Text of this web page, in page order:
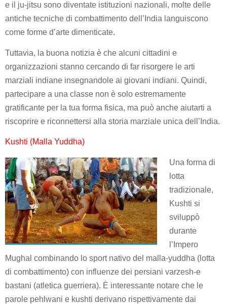
e il ju-jitsu sono diventate istituzioni nazionali, molte delle
antiche tecniche di combattimento dell’India languiscono
come forme d’arte dimenticate.
Tuttavia, la buona notizia è che alcuni cittadini e
organizzazioni stanno cercando di far risorgere le arti
marziali indiane insegnandole ai giovani indiani. Quindi,
partecipare a una classe non è solo estremamente
gratificante per la tua forma fisica, ma può anche aiutarti a
riscoprire e riconnettersi alla storia marziale unica dell’India.
Kushti (Malla Yuddha)
Una forma di
lotta
tradizionale,
Kushti si
sviluppò
durante
l’Impero
Mughal combinando lo sport nativo del malla-yuddha (lotta
di combattimento) con influenze dei persiani varzesh-e
bastani (atletica guerriera). È interessante notare che le
parole pehlwani e kushti derivano rispettivamente dai